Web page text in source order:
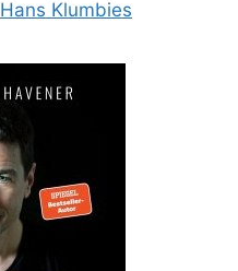
Hans Klumbies